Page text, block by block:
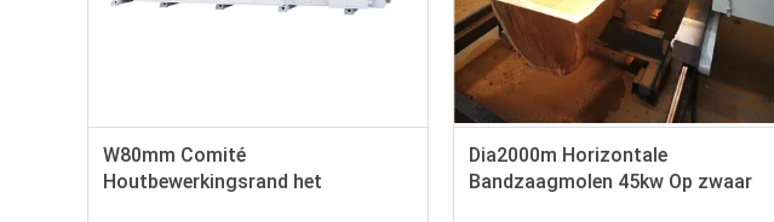
W80mm Comité
Houtbewerkingsrand het
Dia2000m Horizontale
Bandzaagmolen 45kw Op zwaar